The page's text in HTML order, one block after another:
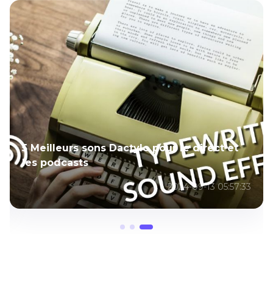
5 Meilleurs sons Dactylo pour le direct et
les podcasts
2024-09-13 05:57:33